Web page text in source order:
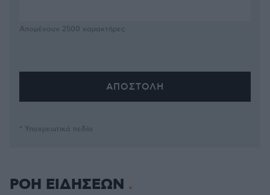
Απομένουν 2500 χαρακτήρες
* Υποχρεωτικά πεδία
ΡΟΗ ΕΙΔΗΣΕΩΝ